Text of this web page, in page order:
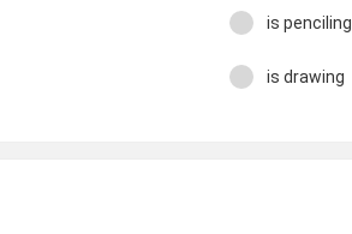
is penciling
is drawing